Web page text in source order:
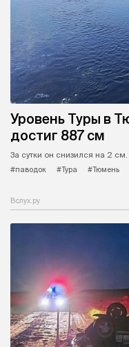
Уровень Туры в
достиг 887 см
За сутки он снизился на 2 см.
#паводок
#Тура #Тюмень
Вслух.ру